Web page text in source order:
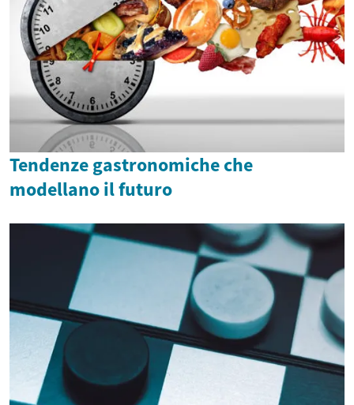
Tendenze gastronomiche che
modellano il futuro